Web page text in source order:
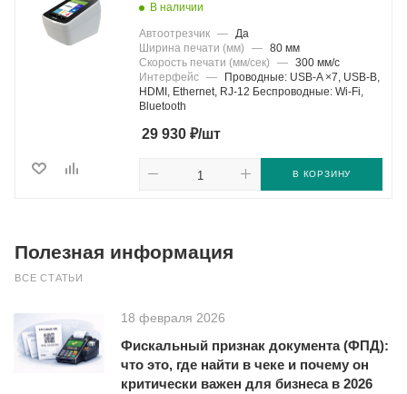
В наличии
Автоотрезчик — Да
Ширина печати (мм)
— 80 мм
Скорость печати (мм/сек)
— 300 мм/с
Интерфейс —
Проводные: USB-A ×7, USB-B,
HDMI, Ethernet, RJ-12 Беспроводные: Wi-Fi,
Bluetooth
29 930 ₽/шт
В КОРЗИНУ
Полезная информация
ВСЕ СТАТЬИ
18 февраля 2026
Фискальный признак документа (ФПД):
что это, где найти в чеке и почему он
критически важен для бизнеса в 2026